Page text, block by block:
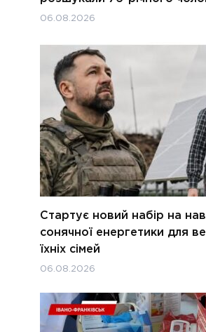
06.08.2026
Стартує новий набір на
сонячної енергетики для
їхніх сімей
06.08.2026